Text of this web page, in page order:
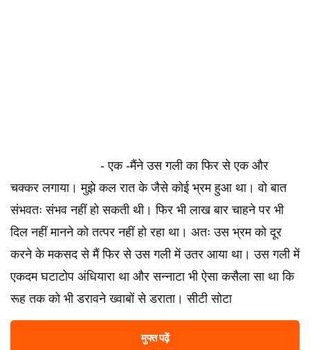
- एक -मैंने उस गली का फिर से एक और
चक्कर लगाया। मुझे कल रात के जैसे कोई भ्रम हुआ था। वो बात
संभवतः संभव नहीं हो सकती थी। फिर भी लाख बार चाहने पर भी
दिल नहीं मानने को तत्पर नहीं हो रहा था। अतः उस भ्रम को दूर
करने के मकसद से मैं फिर से उस गली में उतर आया था। उस गली में
एकदम घटाटोप अंधियारा था और सन्नाटा भी ऐसा कसैला सा था कि
रूह तक को भी डरावने ख्वाबों से डराता। सीटी सोटा
मुफ्त पढ़ें